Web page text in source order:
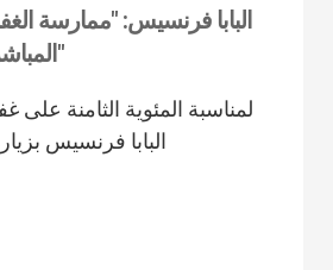
البابا فرنسيس: "ممارسة
المباشر" إلى الفردوس"
لمناسبة المئوية الثامنة على
البابا فرنسيس